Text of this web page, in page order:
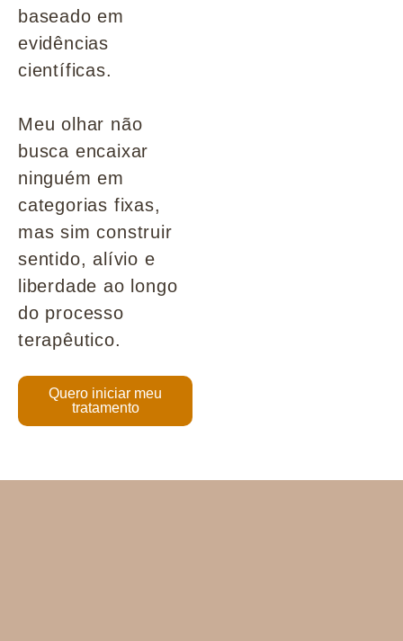
baseado em
evidências
científicas.
Meu olhar não
busca encaixar
ninguém em
categorias fixas,
mas sim construir
sentido, alívio e
liberdade ao longo
do processo
terapêutico.
Quero iniciar meu
tratamento